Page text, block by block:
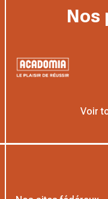
Nos
Voir